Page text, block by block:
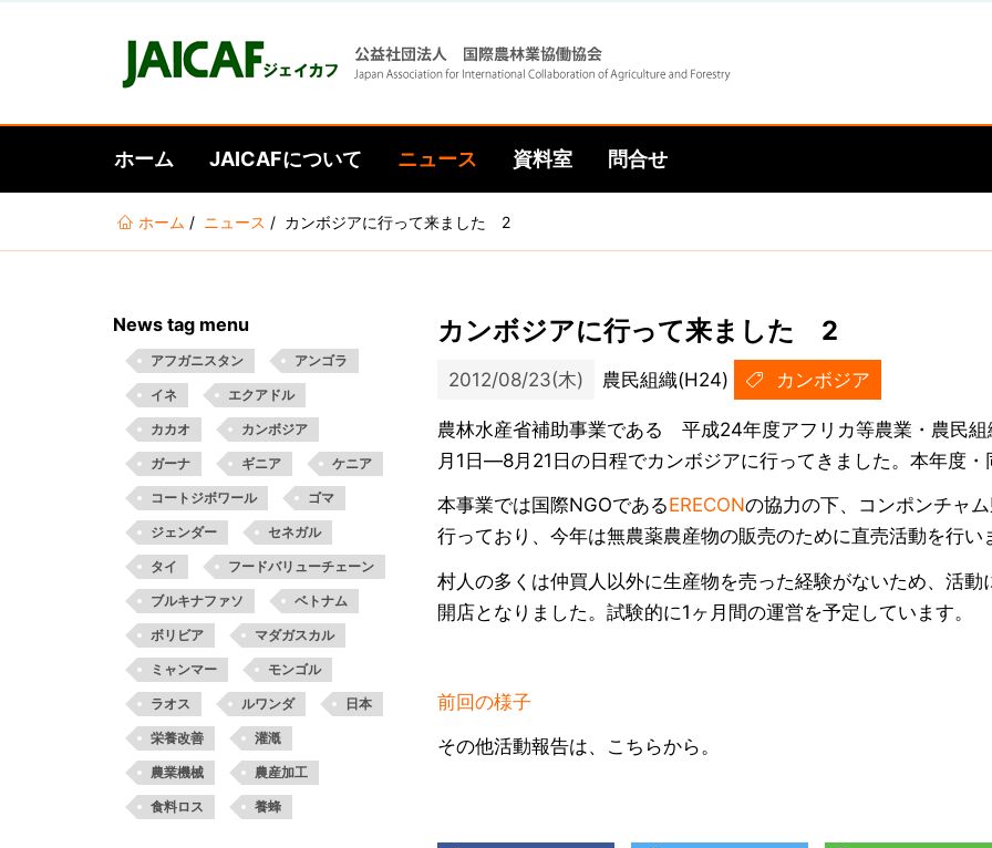
ホーム JAICAFについて ニュース 資料室 問合せ
ホーム ニュース カンボジアに行って来ました 2
News tag menu
アフガニスタン アンゴラ
イネ エクアドル
カカオ カンボジア
ガーナ ギニア ケニア
コートジボワール ゴマ
ジェンダー セネガル
タイ フードバリューチェーン
ブルキナファソ ベトナム
ボリビア マダガスカル
ミャンマー モンゴル
ラオス ルワンダ 日本
栄養改善 灌漑
農業機械 農産加工
食料ロス 養蜂
カンボジアに行って来ました 2
2012/08/23(木) 農民組織(H24) カンボジア
農林水産省補助事業である 平成24年度アフリカ等農業・農民
月1日―8月21日の日程でカンボジアに行ってきました。本年度
本事業では国際NGOであるERECONの協力の下、コンポンチャ
行っており、今年は無農薬農産物の販売のために直売活動を行い
村人の多くは仲買人以外に生産物を売った経験がないため、活
開店となりました。試験的に1ヶ月間の運営を予定しています。
前回の様子
その他活動報告は、こちらから。